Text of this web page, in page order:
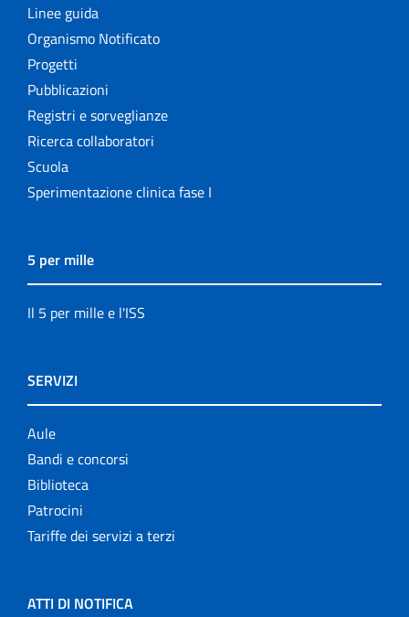
Linee guida
Organismo Notificato
Progetti
Pubblicazioni
Registri e sorveglianze
Ricerca collaboratori
Scuola
Sperimentazione clinica fase I
5 per mille
Il 5 per mille e l'ISS
SERVIZI
Aule
Bandi e concorsi
Biblioteca
Patrocini
Tariffe dei servizi a terzi
ATTI DI NOTIFICA